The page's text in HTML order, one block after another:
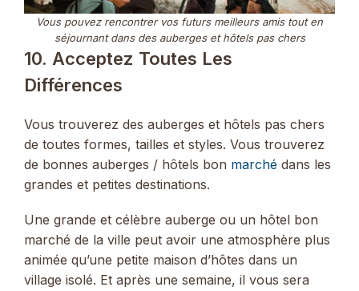
Vous pouvez rencontrer vos futurs meilleurs amis tout en
séjournant dans des auberges et hôtels pas chers
10. Acceptez Toutes Les
Différences
Vous trouverez des auberges et hôtels pas chers
de toutes formes, tailles et styles. Vous trouverez
de bonnes auberges / hôtels bon marché dans les
grandes et petites destinations.
Une grande et célèbre auberge ou un hôtel bon
marché de la ville peut avoir une atmosphère plus
animée qu’une petite maison d’hôtes dans un
village isolé. Et après une semaine, il vous sera